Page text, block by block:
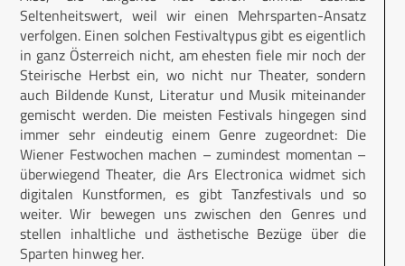
Seltenheitswert, weil wir einen Mehrsparten-Ansatz
verfolgen. Einen solchen Festivaltypus gibt es eigentlich
in ganz Österreich nicht, am ehesten fiele mir noch der
Steirische Herbst ein, wo nicht nur Theater, sondern
auch Bildende Kunst, Literatur und Musik miteinander
gemischt werden. Die meisten Festivals hingegen sind
immer sehr eindeutig einem Genre zugeordnet: Die
Wiener Festwochen machen – zumindest momentan –
überwiegend Theater, die Ars Electronica widmet sich
digitalen Kunstformen, es gibt Tanzfestivals und so
weiter. Wir bewegen uns zwischen den Genres und
stellen inhaltliche und ästhetische Bezüge über die
Sparten hinweg her.